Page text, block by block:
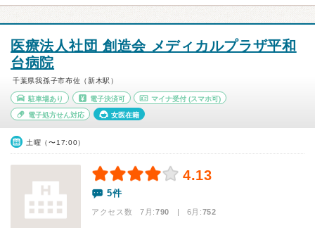
医療法人社団 創造会 メディカルプラザ平和
台病院
千葉県我孫子市布佐（新木駅）
駐車場あり 電子決済可 マイナ受付 (スマホ可)
電子処方せん対応 女医在籍
土曜（〜17:00）
4.13
5件
アクセス数 7月:790 | 6月:752